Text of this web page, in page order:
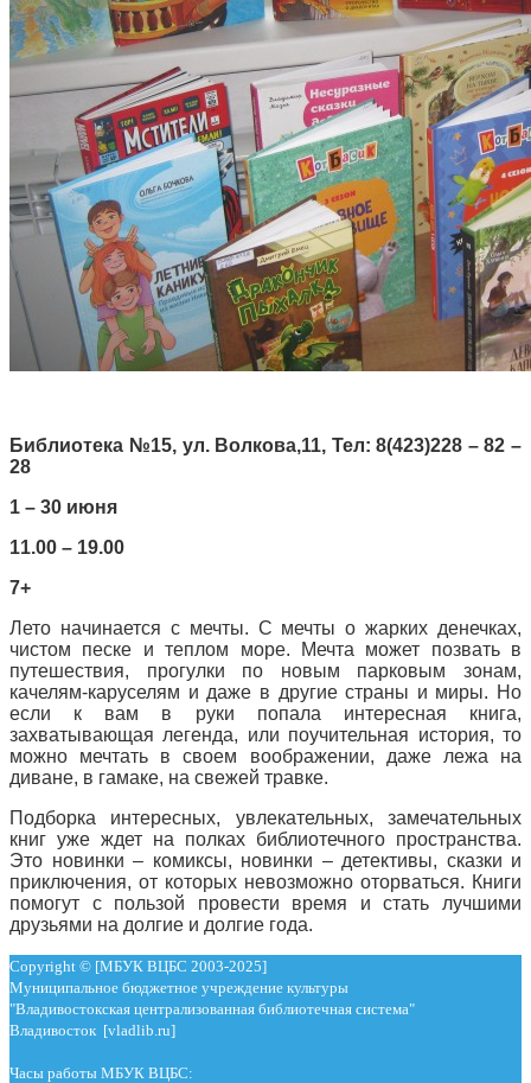
Библиотека №15, ул. Волкова,11, Тел: 8(423)228 – 82 –
28
1 – 30 июня
11.00 – 19.00
7+
Лето начинается с мечты. С мечты о жарких денечках,
чистом песке и теплом море. Мечта может позвать в
путешествия, прогулки по новым парковым зонам,
качелям-каруселям и даже в другие страны и миры. Но
если к вам в руки попала интересная книга,
захватывающая легенда, или поучительная история, то
можно мечтать в своем воображении, даже лежа на
диване, в гамаке, на свежей травке.
Подборка интересных, увлекательных, замечательных
книг уже ждет на полках библиотечного пространства.
Это новинки – комиксы, новинки – детективы, сказки и
приключения, от которых невозможно оторваться. Книги
помогут с пользой провести время и стать лучшими
друзьями на долгие и долгие года.
Copyright © [МБУК ВЦБС 2003-2025]
Муниципальное бюджетное учреждение культуры
"Владивостокская централизованная библиотечная система"
Владивосток [vladlib.ru]
Часы работы МБУК ВЦБС: